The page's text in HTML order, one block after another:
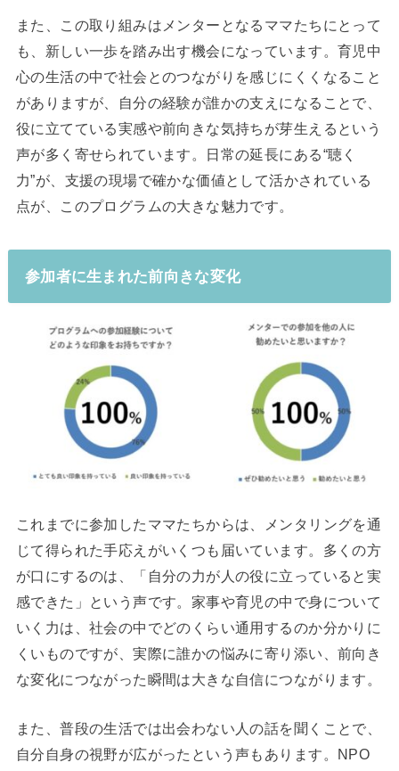
また、この取り組みはメンターとなるママたちにとって
も、新しい一歩を踏み出す機会になっています。育児中
心の生活の中で社会とのつながりを感じにくくなること
がありますが、自分の経験が誰かの支えになることで、
役に立てている実感や前向きな気持ちが芽生えるという
声が多く寄せられています。日常の延長にある“聴く
力”が、支援の現場で確かな価値として活かされている
点が、このプログラムの大きな魅力です。
参加者に生まれた前向きな変化
これまでに参加したママたちからは、メンタリングを通
じて得られた手応えがいくつも届いています。多くの方
が口にするのは、「自分の力が人の役に立っていると実
感できた」という声です。家事や育児の中で身について
いく力は、社会の中でどのくらい通用するのか分かりに
くいものですが、実際に誰かの悩みに寄り添い、前向き
な変化につながった瞬間は大きな自信につながります。
また、普段の生活では出会わない人の話を聞くことで、
自分自身の視野が広がったという声もあります。NPO